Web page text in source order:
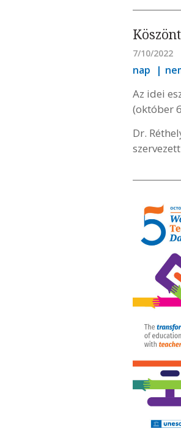
7/10/2022
nap
Az idei
(október
Dr.